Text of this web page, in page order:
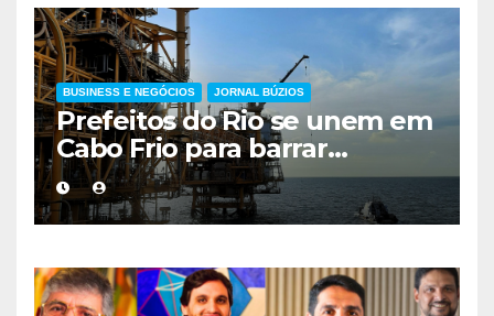
BUSINESS E NEGÓCIOS JORNAL BÚZIOS
Prefeitos do Rio se unem em
Cabo Frio para barrar
mudança nos royalties do
petróleo